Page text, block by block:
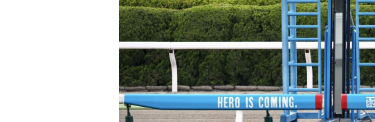
注目のニュース
武豊デビュー40年特別展が札幌で開幕 京都
注
武豊